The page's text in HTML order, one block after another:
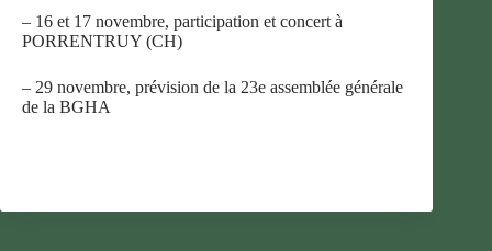
– 16 et 17 novembre, participation et concert à
PORRENTRUY (CH)
– 29 novembre, prévision de la 23e assemblée générale
de la BGHA